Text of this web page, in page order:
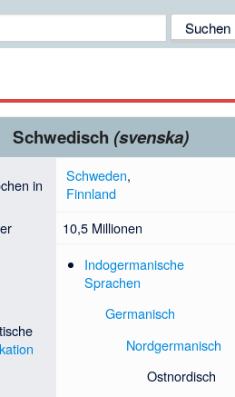
Schwedisch(svenska)
in
Schweden,
Finnland
10,5 Millionen
Indogermanische
Sprachen
Germanisch
Nordgermanisch
Ostnordisch